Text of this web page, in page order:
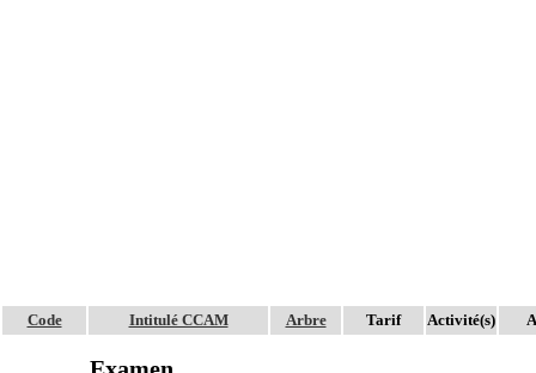
Code Intitulé CCAM Arbre Tarif Activité(s)
Examen